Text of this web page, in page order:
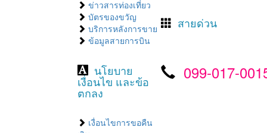
ข่าวสารท่องเที่ยว
บัตรของขวัญ
สายด่วน
บริการหลังการขาย
ข้อมูลสายการบิน
099-017-
นโยบาย
เงื่อนไข และข้อ
ตกลง
เงื่อนไขการขอคืน